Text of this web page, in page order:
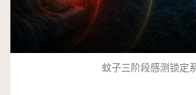
蚊子三阶段感测锁定